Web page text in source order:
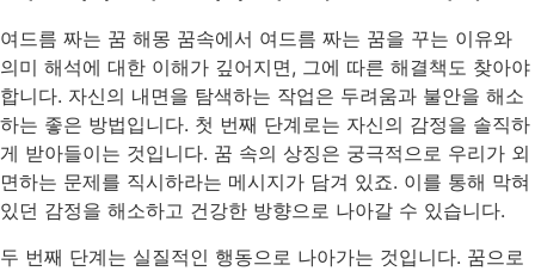
여드름 짜는 꿈 해몽 꿈속에서 여드름 짜는 꿈을 꾸는 이유와
의미 해석에 대한 이해가 깊어지면, 그에 따른 해결책도 찾아야
합니다. 자신의 내면을 탐색하는 작업은 두려움과 불안을 해소
하는 좋은 방법입니다. 첫 번째 단계로는 자신의 감정을 솔직하
게 받아들이는 것입니다. 꿈 속의 상징은 궁극적으로 우리가 외
면하는 문제를 직시하라는 메시지가 담겨 있죠. 이를 통해 막혀
있던 감정을 해소하고 건강한 방향으로 나아갈 수 있습니다.
두 번째 단계는 실질적인 행동으로 나아가는 것입니다. 꿈으로